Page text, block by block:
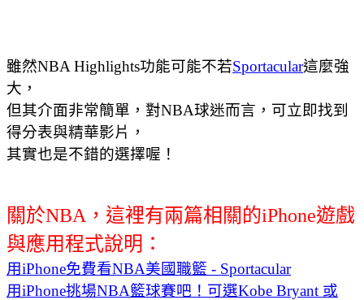
雖然NBA Highlights功能可能不若Sportacular這麼強
大，
但其介面非常簡單，對NBA球迷而言，可立即找到
得分表與精華影片，
其實也是不錯的選擇喔！
關於NBA，這裡有兩篇相關的iPhone遊戲
與應用程式說明：
用iPhone免費看NBA美國職籃 - Sportacular
用iPhone挑場NBA籃球賽吧！可選Kobe Bryant 或